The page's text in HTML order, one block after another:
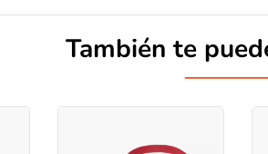
También te